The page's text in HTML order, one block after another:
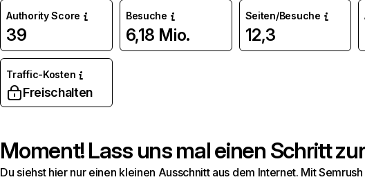
Authority Score
39
Besuche
6,18 Mio.
Seiten/Besuche
12,3
Traffic-Kosten
Freischalten
Moment! Lass uns mal einen Schritt
Du siehst hier nur einen kleinen Ausschnitt aus dem Internet. Mit